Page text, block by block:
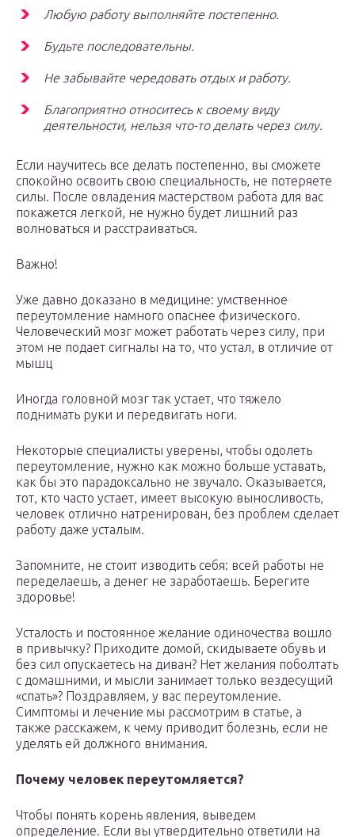
Любую работу выполняйте постепенно.
Будьте последовательны.
Не забывайте чередовать отдых и работу.
Благоприятно относитесь к своему виду
деятельности, нельзя что-то делать через силу.
Если научитесь все делать постепенно, вы сможете
спокойно освоить свою специальность, не потеряете
силы. После овладения мастерством работа для вас
покажется легкой, не нужно будет лишний раз
волноваться и расстраиваться.
Важно!
Уже давно доказано в медицине: умственное
переутомление намного опаснее физического.
Человеческий мозг может работать через силу, при
этом не подает сигналы на то, что устал, в отличие от
мышц
Иногда головной мозг так устает, что тяжело
поднимать руки и передвигать ноги.
Некоторые специалисты уверены, чтобы одолеть
переутомление, нужно как можно больше уставать,
как бы это парадоксально не звучало. Оказывается,
тот, кто часто устает, имеет высокую выносливость,
человек отлично натренирован, без проблем сделает
работу даже усталым.
Запомните, не стоит изводить себя: всей работы не
переделаешь, а денег не заработаешь. Берегите
здоровье!
Усталость и постоянное желание одиночества вошло
в привычку? Приходите домой, скидываете обувь и
без сил опускаетесь на диван? Нет желания поболтать
с домашними, и мысли занимает только вездесущий
«спать»? Поздравляем, у вас переутомление.
Симптомы и лечение мы рассмотрим в статье, а
также расскажем, к чему приводит болезнь, если не
уделять ей должного внимания.
Почему человек переутомляется?
Чтобы понять корень явления, выведем
определение. Если вы утвердительно ответили на